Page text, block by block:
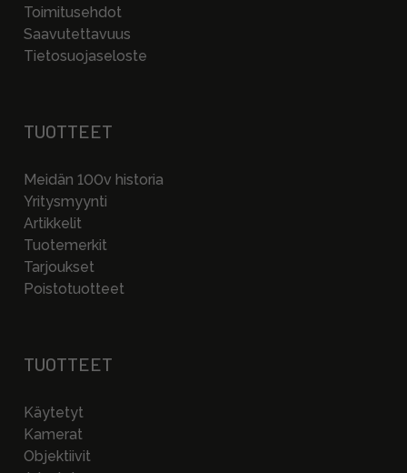
Toimitusehdot
Saavutettavuus
Tietosuojaseloste
TUOTTEET
Meidän 100v historia
Yritysmyynti
Artikkelit
Tuotemerkit
Tarjoukset
Poistotuotteet
TUOTTEET
Käytetyt
Kamerat
Objektiivit